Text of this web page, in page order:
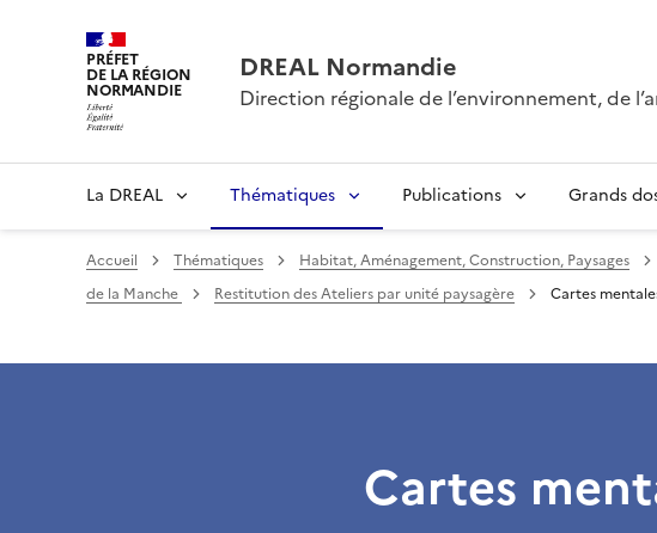
PRÉFET
DE LA RÉGION
NORMANDIE
DREAL Normandie
Direction régionale de l’environnement, de
La DREAL Thématiques Publications Grands
Accueil Thématiques Habitat, Aménagement, Construction, Paysages
de la Manche
Restitution des Ateliers par unité paysagère Cartes
Cartes